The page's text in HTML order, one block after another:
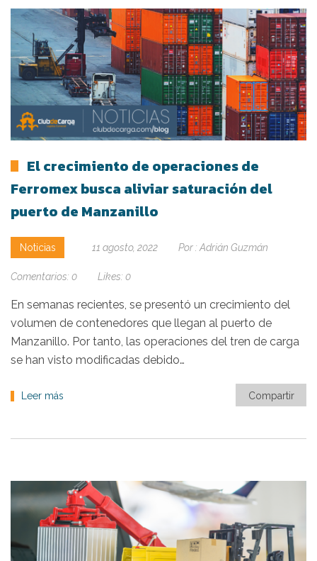
El crecimiento de operaciones de
Ferromex busca aliviar saturación del
puerto de Manzanillo
Noticias 11 agosto, 2022 Por : Adrián Guzmán
Comentarios: 0 Likes: 0
En semanas recientes, se presentó un crecimiento del
volumen de contenedores que llegan al puerto de
Manzanillo. Por tanto, las operaciones del tren de carga
se han visto modificadas debido…
Leer más Compartir